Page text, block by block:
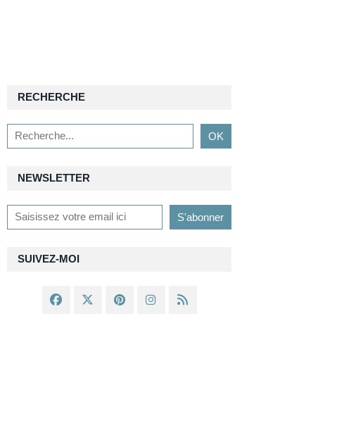
NEWSLETTER
SUIVEZ-MOI
RECHERCHE